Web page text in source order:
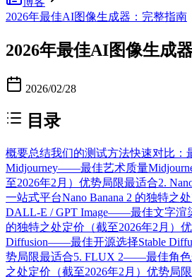
2026年最佳AI图像生成器：完整指南
2026年最佳AI图像生成
2026/02/28
目录
概要总结我们的测试方法快速对比：
Midjourney——最佳艺术质量
至2026年2月） 优势局限最适合2.
一站式平台Nano Banana 2 的独特之处
DALL-E / GPT Image——最佳文字渲
的独特之处定价（截至2026年2月）
Diffusion——最佳开源选择Stable
势局限最适合5. FLUX 2——最佳角色
之处定价（截至2026年2月） 优势局限